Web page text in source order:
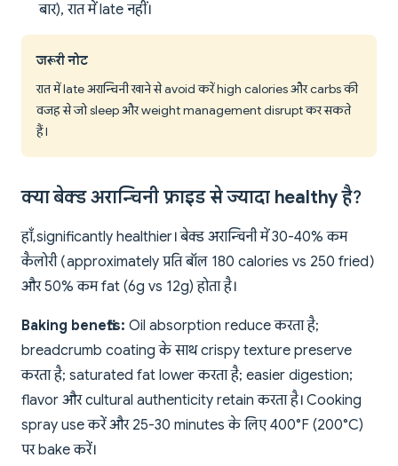
बार), रात में late नहीं।
जरूरी नोट
रात में late अरान्चिनी खाने से avoid करें high calories और carbs की
वजह से जो sleep और weight management disrupt कर सकते
हैं।
क्या बेक्ड अरान्चिनी फ्राइड से ज्यादा healthy है?
हाँ, significantly healthier। बेक्ड अरान्चिनी में 30-40% कम
कैलोरी (approximately प्रति बॉल 180 calories vs 250 fried)
और 50% कम fat (6g vs 12g) होता है।
Baking benefits: Oil absorption reduce करता है;
breadcrumb coating के साथ crispy texture preserve
करता है; saturated fat lower करता है; easier digestion;
flavor और cultural authenticity retain करता है। Cooking
spray use करें और 25-30 minutes के लिए 400°F (200°C)
पर bake करें।